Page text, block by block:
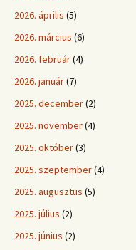
2026. április (5)
2026. március (6)
2026. február(4)
2026. január(7)
2025. december(2)
2025. november(4)
2025. október(3)
2025. szeptember(4)
2025. augusztus (5)
2025. július (2)
2025. június (2)